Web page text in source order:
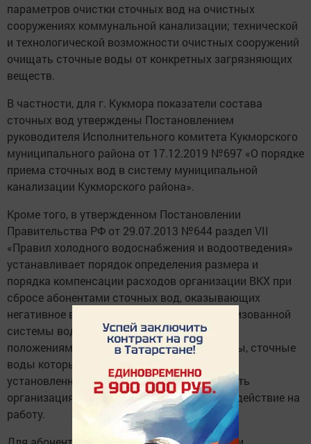
параметров очистки сточных вод на очистных
сооружениях коммунальной канализации; технической
и технологической возможности очистных сооружений
очищать сточные воды от конкретных загрязняющих
веществ.
В частности, для г. Кукмора показатели состава
сточных вод утверждены Постановлением
руководителя Исполнительного комитета Кукморского
муниципального района от 17.12.2019 №697 «О порядке
приема сточных вод в систему муниципальной
канализации Кукморского района».
Кроме того, в утвержденном Постановлении
Правительства РФ от 29.07.2013 №644 раздел VII
«Правил холодного водоснабжения и водоотведения»
устанавливает порядок определения размера и
порядка компенсации расходов организации ВКХ при
сбросе абонентами сточных вод, оказывающих
негативное воздействие на работу централизованной
системы водоотведения. В соответствии с
положениями данного раздела все абоненты, сточные
воды которых не отвечают требованиям,
установленным Правилами, обязаны вносить
организациям ВКХ плату за негативное воздействие на
работу.